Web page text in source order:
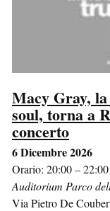
Macy Gray,
soul, torna a
concerto
6 Dicembre 2026
Orario: 20:00 – 22:00
Auditorium Parco
Via Pietro De